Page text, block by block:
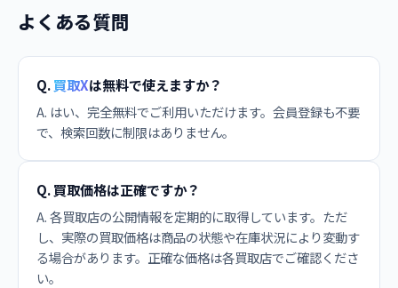
よくある質問
Q.買取Xは無料で使えますか？
A. はい、完全無料でご利用いただけます。会員登録も不要
で、検索回数に制限はありません。
Q. 買取価格は正確ですか？
A. 各買取店の公開情報を定期的に取得しています。ただ
し、実際の買取価格は商品の状態や在庫状況により変動す
る場合があります。正確な価格は各買取店でご確認くださ
い。